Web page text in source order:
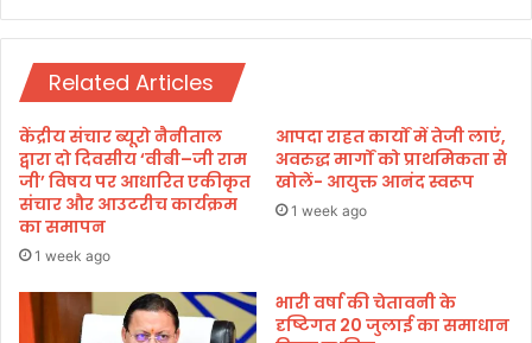
जा
गी
म
हा
ल
क्ष्मी
जी
की
म
आ
ल्द्वा
नी
में
की
सो
श
ल
मी
या
Related Articles
केंद्रीय संचार ब्यूरो नैनीताल
द्वारा दो दिवसीय ‘वीबी–जी राम
जी’ विषय पर आधारित एकीकृत
संचार और आउटरीच कार्यक्रम
का समापन
1 week ago
आपदा राहत कार्यों में तेजी लाएं,
अवरुद्ध मार्गों को प्राथमिकता से
खोलें- आयुक्त आनंद स्वरूप
1 week ago
भारी वर्षा की चेतावनी के
दृष्टिगत 20 जुलाई का समाधान